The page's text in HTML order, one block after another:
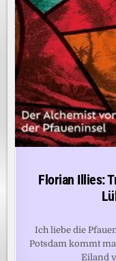
Florian Illies:
Ich liebe die
Potsdam kommt
Eiland